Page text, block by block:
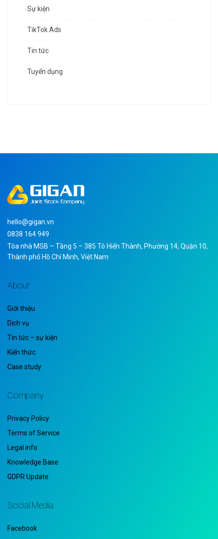
Sự kiện
TikTok Ads
Tin tức
Tuyển dụng
hello@gigan.vn
0838 164 949
Tòa nhà MSB – Tầng 5 – 385 Tô Hiến Thành, Phường 14, Quận 10,
Thành phố Hồ Chí Minh, Việt Nam
About
Giới thiệu
Dịch vụ
Tin tức – sự kiện
Kiến thức
Case study
Company
Privacy Policy
Terms of Service
Legal info
Knowledge Base
GDPR Update
Social Media
Facebook